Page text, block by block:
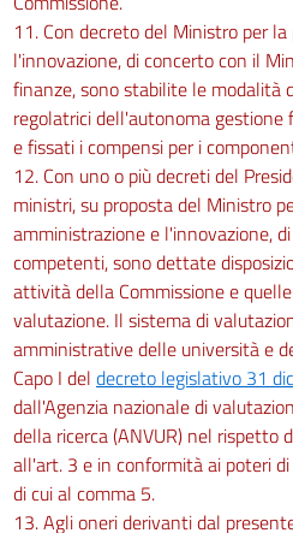
11. Con decreto del Ministro per
l'innovazione, di concerto con il
finanze, sono stabilite le modalità
regolatrici dell'autonoma gestione
e fissati i compensi per i
12. Con uno o più decreti del
ministri, su proposta del Ministro
amministrazione e l'innovazione,
competenti, sono dettate
attività della Commissione e
valutazione. Il sistema di
amministrative delle università e
Capo I del decreto legislativo 31
dall'Agenzia nazionale di
della ricerca (ANVUR) nel rispetto
all'art. 3 e in conformità ai poteri
di cui al comma 5.
13. Agli oneri derivanti dal